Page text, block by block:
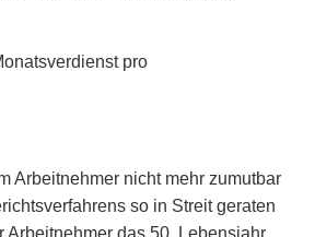
pro
Arbeitnehmer nicht mehr zumutbar
so in Streit geraten
das 50. Lebensjahr